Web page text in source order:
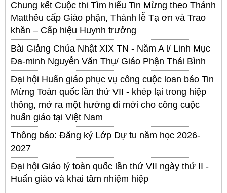
Chung kết Cuộc thi Tìm hiểu Tin Mừng theo Thánh
Matthêu cấp Giáo phận, Thánh lễ Tạ ơn và Trao
khăn – Cấp hiệu Huynh trưởng
Bài Giảng Chúa Nhật XIX TN - Năm A l/ Linh Mục
Đa-minh Nguyễn Văn Thụ/ Giáo Phận Thái Bình
Đại hội Huấn giáo phục vụ công cuộc loan báo Tin
Mừng Toàn quốc lần thứ VII - khép lại trong hiệp
thông, mở ra một hướng đi mới cho công cuộc
huấn giáo tại Việt Nam
Thông báo: Đăng ký Lớp Dự tu năm học 2026-
2027
Đại hội Giáo lý toàn quốc lần thứ VII ngày thứ II -
Huấn giáo và khai tâm nhiệm hiệp